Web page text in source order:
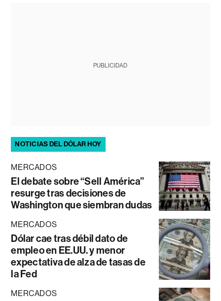
PUBLICIDAD
NOTICIAS DEL DÓLAR HOY
MERCADOS
El debate sobre “Sell América”
resurge tras decisiones de
Washington que siembran dudas
MERCADOS
Dólar cae tras débil dato de
empleo en EE.UU. y menor
expectativa de alza de tasas de
la Fed
MERCADOS